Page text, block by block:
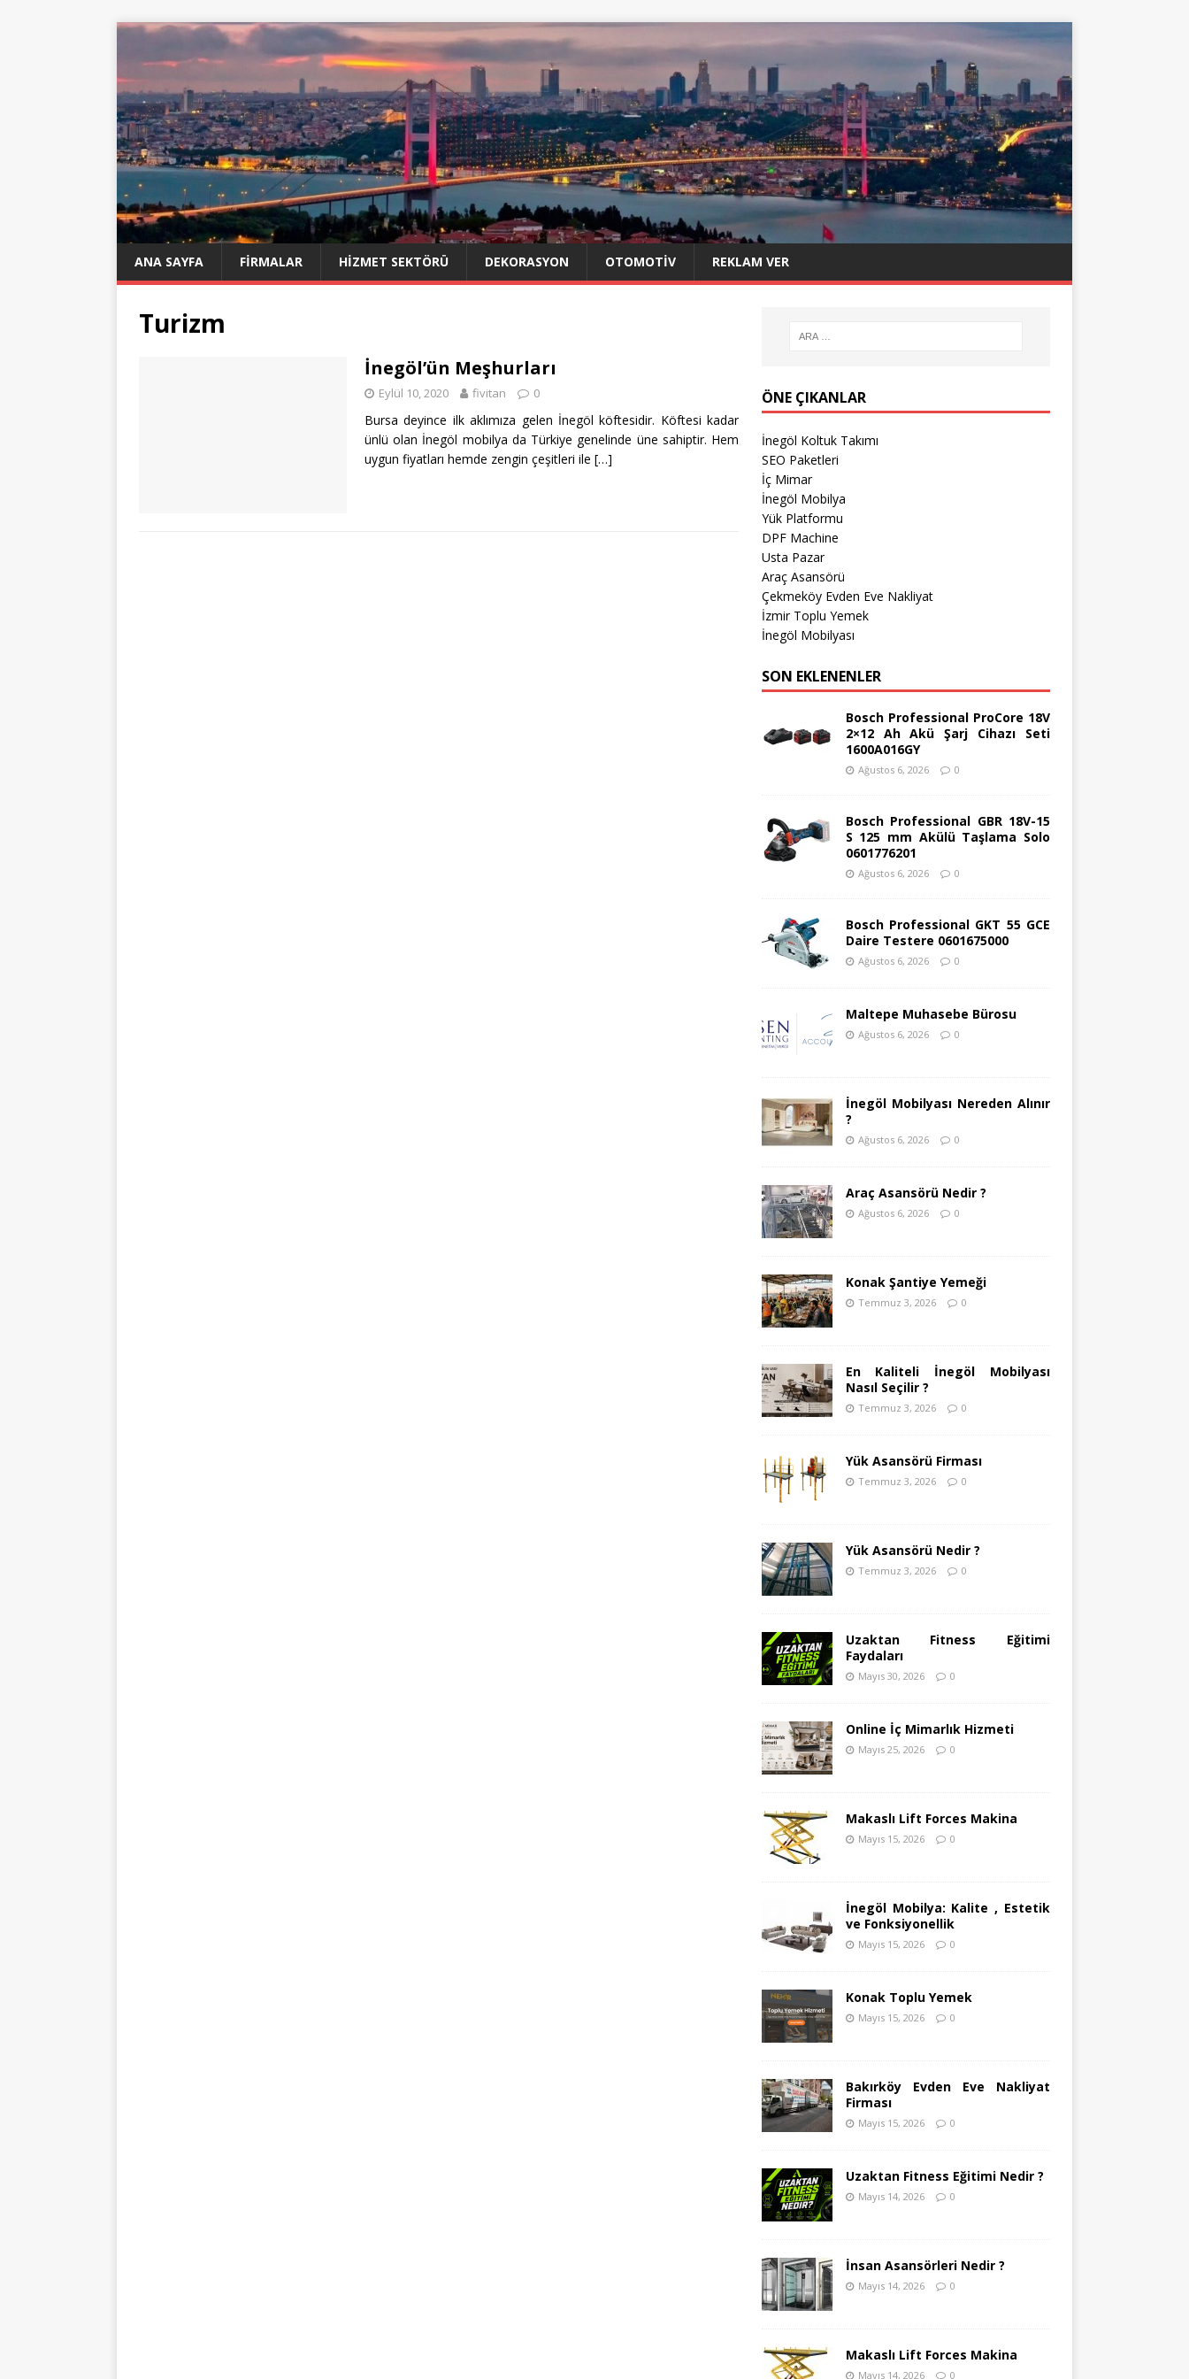
ANA SAYFA FIRMALAR HIZMET SEKTÖRÜ DEKORASYON OTOMOTIV REKLAM VER
Turizm
İnegöl’ün Meşhurları
Eylül 10, 2020 fivitan 0
Bursa deyince ilk aklımıza gelen İnegöl köftesidir. Köftesi kadar
ünlü olan İnegöl mobilya da Türkiye genelinde üne sahiptir. Hem
uygun fiyatları hemde zengin çeşitleri ile […]
ÖNE ÇIKANLAR
İnegöl Koltuk Takımı
SEO Paketleri
İç Mimar
İnegöl Mobilya
Yük Platformu
DPF Machine
Usta Pazar
Araç Asansörü
Çekmeköy Evden Eve Nakliyat
İzmir Toplu Yemek
İnegöl Mobilyası
SON EKLENENLER
Bosch Professional ProCore 18V
2×12 Ah Akü Şarj Cihazı Seti
1600A016GY
Ağustos 6, 2026 0
Bosch Professional GBR 18V-15
S 125 mm Akülü Taşlama Solo
0601776201
Ağustos 6, 2026 0
Bosch Professional GKT 55 GCE
Daire Testere 0601675000
Ağustos 6, 2026 0
Maltepe Muhasebe Bürosu
Ağustos 6, 2026 0
İnegöl Mobilyası Nereden Alınır
?
Ağustos 6, 2026 0
Araç Asansörü Nedir ?
Ağustos 6, 2026 0
Konak Şantiye Yemeği
Temmuz 3, 2026 0
En Kaliteli İnegöl Mobilyası
Nasıl Seçilir ?
Temmuz 3, 2026 0
Yük Asansörü Firması
Temmuz 3, 2026 0
Yük Asansörü Nedir ?
Temmuz 3, 2026 0
Uzaktan Fitness Eğitimi
Faydaları
Mayıs 30, 2026 0
Online İç Mimarlık Hizmeti
Mayıs 25, 2026 0
Makaslı Lift Forces Makina
Mayıs 15, 2026 0
İnegöl Mobilya: Kalite , Estetik
ve Fonksiyonellik
Mayıs 15, 2026 0
Konak Toplu Yemek
Mayıs 15, 2026 0
Bakırköy Evden Eve Nakliyat
Firması
Mayıs 15, 2026 0
Uzaktan Fitness Eğitimi Nedir ?
Mayıs 14, 2026 0
İnsan Asansörleri Nedir ?
Mayıs 14, 2026 0
Makaslı Lift Forces Makina
Mayıs 14, 2026 0